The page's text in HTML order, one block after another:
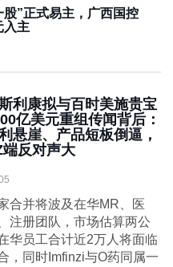
股”正式易主，广西国控
入主
利康拟与百时美施贵宝
亿美元重组传闻背后：
悬崖、产品短板倒逼，
反对声大
合并将波及在华MR、医
注册团队，市场估算两公
华员工合计近2万人将面临
，同时Imfinzi与O药同属一